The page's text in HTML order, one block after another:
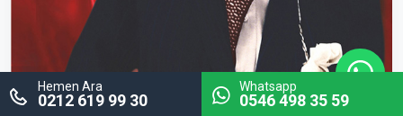
Hemen Ara
0212 619 99 30
Whatsapp
0546 498 35 59